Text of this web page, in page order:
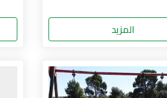
المزيد